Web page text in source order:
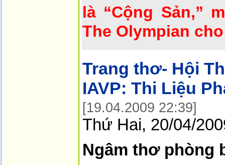
là “Cộng Sản,”
The Olympian
Trang thơ- Hội
IAVP: Thi Liệu
[19.04.2009 22:39]
Thứ Hai, 20/04/
Ngâm thơ phòng